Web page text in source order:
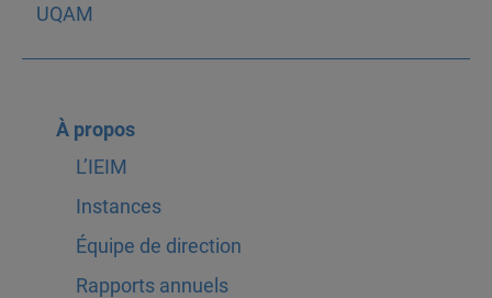
À propos
L’IEIM
Instances
Équipe de direction
Rapports annuels